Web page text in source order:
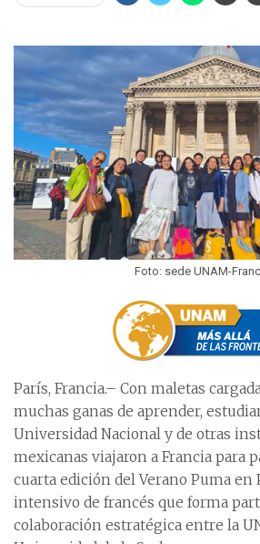
Foto: sede UNAM-
París, Francia.– Con maletas
muchas ganas de aprender,
Universidad Nacional y de otras
mexicanas viajaron a Francia para
cuarta edición del Verano Puma en
intensivo de francés que forma
colaboración estratégica entre la